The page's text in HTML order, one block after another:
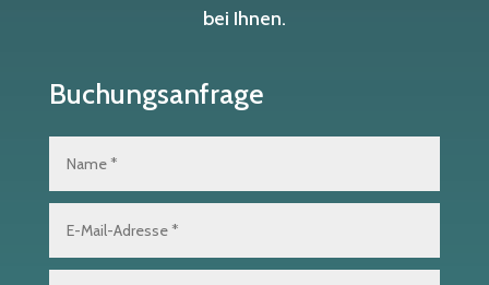
bei Ihnen.
Buchungsanfrage